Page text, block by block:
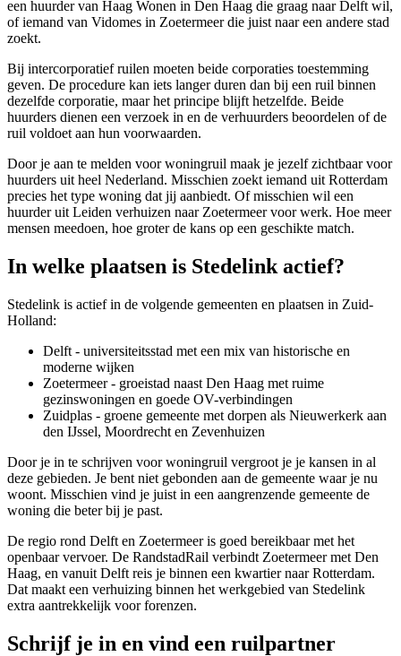
een huurder van Haag Wonen in Den Haag die graag naar Delft wil,
of iemand van Vidomes in Zoetermeer die juist naar een andere stad
zoekt.
Bij intercorporatief ruilen moeten beide corporaties toestemming
geven. De procedure kan iets langer duren dan bij een ruil binnen
dezelfde corporatie, maar het principe blijft hetzelfde. Beide
huurders dienen een verzoek in en de verhuurders beoordelen of de
ruil voldoet aan hun voorwaarden.
Door je aan te melden voor woningruil maak je jezelf zichtbaar voor
huurders uit heel Nederland. Misschien zoekt iemand uit Rotterdam
precies het type woning dat jij aanbiedt. Of misschien wil een
huurder uit Leiden verhuizen naar Zoetermeer voor werk. Hoe meer
mensen meedoen, hoe groter de kans op een geschikte match.
In welke plaatsen is Stedelink actief?
Stedelink is actief in de volgende gemeenten en plaatsen in Zuid-
Holland:
Delft - universiteitsstad met een mix van historische en
moderne wijken
Zoetermeer- groeistad naast Den Haag met ruime
gezinswoningen en goede OV-verbindingen
Zuidplas - groene gemeente met dorpen als Nieuwerkerk aan
den IJssel, Moordrecht en Zevenhuizen
Door je in te schrijven voor woningruil vergroot je je kansen in al
deze gebieden. Je bent niet gebonden aan de gemeente waar je nu
woont. Misschien vind je juist in een aangrenzende gemeente de
woning die beter bij je past.
De regio rond Delft en Zoetermeer is goed bereikbaar met het
openbaar vervoer. De RandstadRail verbindt Zoetermeer met Den
Haag, en vanuit Delft reis je binnen een kwartier naar Rotterdam.
Dat maakt een verhuizing binnen het werkgebied van Stedelink
extra aantrekkelijk voor forenzen.
Schrijf je in en vind een ruilpartner